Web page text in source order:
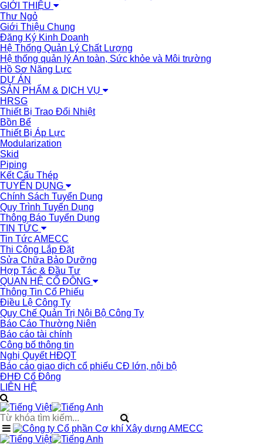
GIỚI THIỆU
Thư Ngỏ
Giới Thiệu Chung
Đăng Ký Kinh Doanh
Hệ Thống Quản Lý Chất Lượng
Hệ thống quản lý An toàn, Sức khỏe và Môi trường
Hồ Sơ Năng Lực
DỰ ÁN
SẢN PHẨM & DỊCH VỤ
HRSG
Thiết Bị Trao Đổi Nhiệt
Bồn Bể
Thiết Bị Áp Lực
Modularization
Skid
Piping
Kết Cấu Thép
TUYỂN DỤNG
Chính Sách Tuyển Dụng
Quy Trình Tuyển Dụng
Thông Báo Tuyển Dụng
TIN TỨC
Tin Tức AMECC
Thi Công Lắp Đặt
Sửa Chữa Bảo Dưỡng
Hợp Tác & Đầu Tư
QUAN HỆ CỔ ĐÔNG
Thông Tin Cổ Phiếu
Điều Lệ Công Ty
Quy Chế Quản Trị Nội Bộ Công Ty
Báo Cáo Thường Niên
Báo cáo tài chính
Công bố thông tin
Nghị Quyết HĐQT
Báo cáo giao dịch cổ phiếu CĐ lớn, nội bộ
ĐHĐ Cổ Đông
LIÊN HỆ